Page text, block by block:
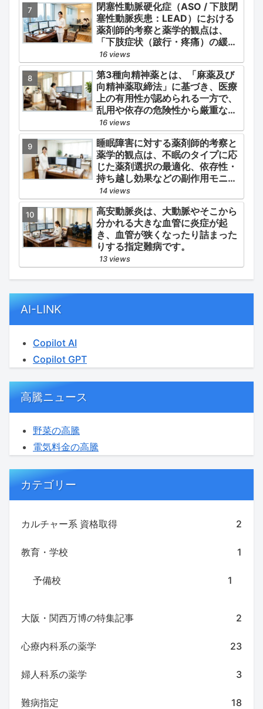
閉塞性動脈硬化症（ASO / 下肢閉
塞性動脈疾患：LEAD）における
薬剤師的考察と薬学的観点は、
「下肢症状（跛行・疼痛）の緩
和」と「全身性動脈硬化による脳
心血管イベント（脳梗塞・心筋梗
塞）の二次予防」の2軸を同時に
管理することにあります。
16 views
第3種向精神薬とは、「麻薬及び
向精神薬取締法」に基づき、医療
上の有用性が認められる一方で、
乱用や依存の危険性から厳重な管
理・規制が必要とされる薬物のう
ち、第1種・第2種よりも比較的リ
スクが低いと判断されて指定され
ている医薬品の分類です。
16 views
睡眠障害に対する薬剤師的考察と
薬学的観点は、不眠のタイプに応
じた薬剤選択の最適化、依存性・
持ち越し効果などの副作用モニタ
リング、そして生活習慣（睡眠衛
生）の改善支援にあります。
14 views
高安動脈炎は、大動脈やそこから
分かれる大きな血管に炎症が起
き、血管が狭くなったり詰まった
りする指定難病です。
13 views
AI-LINK
Copilot AI
Copilot GPT
高騰ニュース
野菜の高騰
電気料金の高騰
カテゴリー
カルチャー系 資格取得 2
教育・学校 1
予備校 1
大阪・関西万博の特集記事 2
心療内科系の薬学 23
婦人科系の薬学 3
難病指定 18